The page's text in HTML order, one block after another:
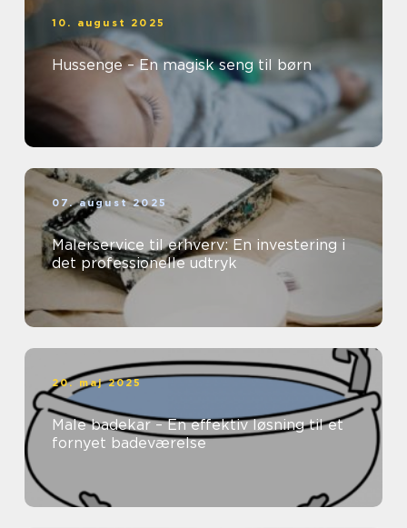
10. august 2025
Hussenge – En magisk seng til børn
07. august 2025
Malerservice til erhverv: En investering i
det professionelle udtryk
20. maj 2025
Male badekar – En effektiv løsning til et
fornyet badeværelse